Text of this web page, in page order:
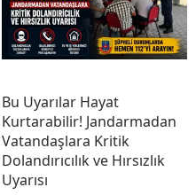
Bu Uyarılar Hayat
Kurtarabilir! Jandarmadan
Vatandaşlara Kritik
Dolandırıcılık ve Hırsızlık
Uyarısı